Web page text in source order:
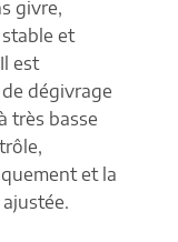
givre,
et
est
dégivrage
très basse
et la